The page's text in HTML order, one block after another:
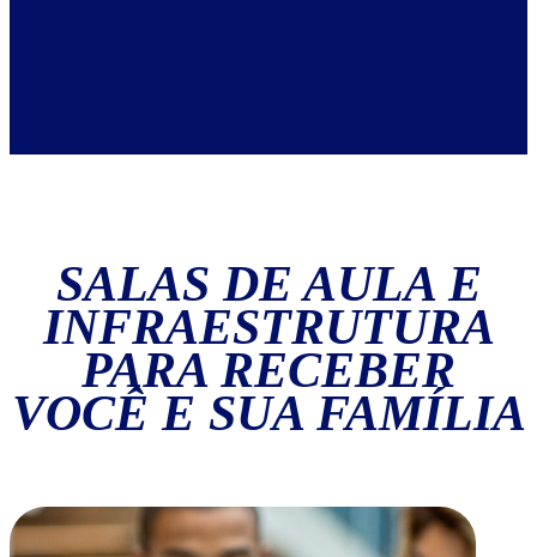
SALAS DE AULA E
INFRAESTRUTURA
PARA RECEBER
VOCÊ E SUA FAMÍLIA